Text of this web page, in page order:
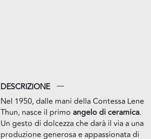
DESCRIZIONE
Nel 1950, dalle mani della Contessa Lene
Thun, nasce il primo angelo di ceramica.
Un gesto di dolcezza che darà il via a una
produzione generosa e appassionata di